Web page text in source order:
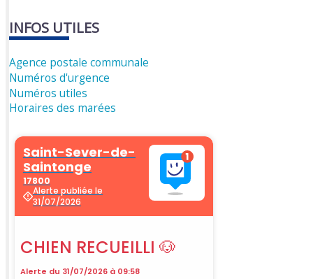
INFOS UTILES
Agence postale communale
Numéros d'urgence
Numéros utiles
Horaires des marées